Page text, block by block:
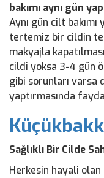
bakımı aynı gün
Aynı gün cilt bakımı
tertemiz bir cildin
makyajla
cildi yoksa 3-4 gün
gibi sorunları varsa
yaptırmasında
Sağlıklı Bir Cilde
Herkesin hayali